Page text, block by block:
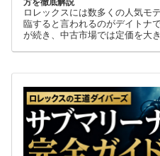
方を徹底解説
ロレックスには数多くの人気モ
臨すると言われるのがデイトナ
が続き、中古市場では定価を大